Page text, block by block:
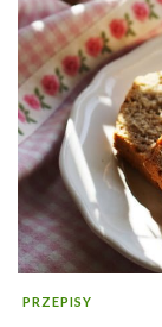
PRZEPISY